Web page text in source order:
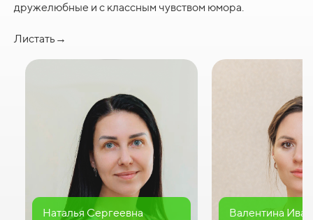
дружелюбные и с классным чувством юмора.
Листать→
Наталья Сергеевна Валентина